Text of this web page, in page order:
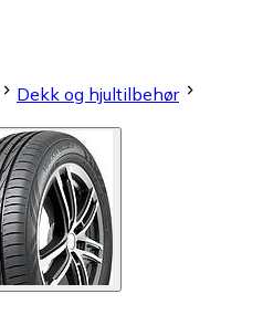
Dekk og hjultilbehør